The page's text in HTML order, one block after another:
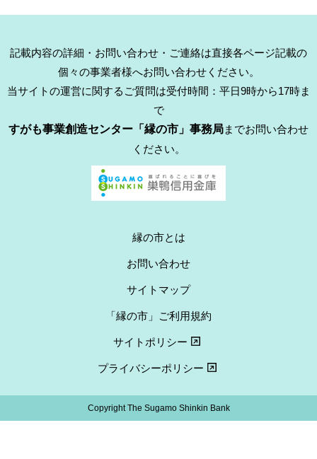
記載内容の詳細・お問い合わせ・ご連絡は直接各ページ記載の
個々の事業者様へお問い合わせください。
当サイトの運営に関するご質問は受付時間：平日9時から17時ま
で
すがも事業創造センター「縁の市」事務局までお問い合わせ
ください。
縁の市とは
お問い合わせ
サイトマップ
「縁の市」ご利用規約
サイトポリシー
プライバシーポリシー
Copyright The Sugamo Shinkin Bank